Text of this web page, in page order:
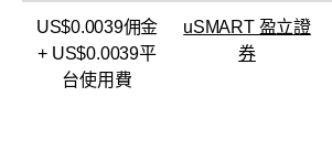
US$0.0039佣金
+ US$0.0039平
台使用費
uSMART 盈立證
券